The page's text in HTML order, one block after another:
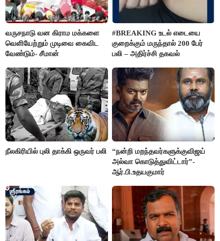
வருசநாடு வன கிராம மக்களை
வெளியேற்றும் முடிவை கைவிட
வேண்டும்- சீமான்
#BREAKING உடல் எடையை
குறைக்கும் மருந்தால் 200 பேர்
பலி – அதிர்ச்சி தகவல்
நீலகிரியில் புலி தாக்கி ஒருவர் பலி
“நன்றி மறந்தவர்களுக்குவிஜய்
அல்வா கொடுத்துவிட்டார்”-
ஆர்.பி.உதயகுமார்